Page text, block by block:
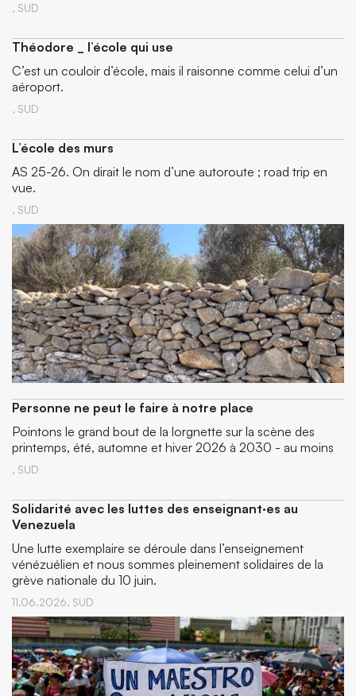
, SUD
Théodore _ l’école qui use
C’est un couloir d’école, mais il raisonne comme celui d’un
aéroport.
, SUD
L’école des murs
AS 25-26. On dirait le nom d’une autoroute ; road trip en
vue.
, SUD
Personne ne peut le faire à notre place
Pointons le grand bout de la lorgnette sur la scène des
printemps, été, automne et hiver 2026 à 2030 - au moins
, SUD
Solidarité avec les luttes des enseignant·es au
Venezuela
Une lutte exemplaire se déroule dans l’enseignement
vénézuélien et nous sommes pleinement solidaires de la
grève nationale du 10 juin.
11.06.2026, SUD